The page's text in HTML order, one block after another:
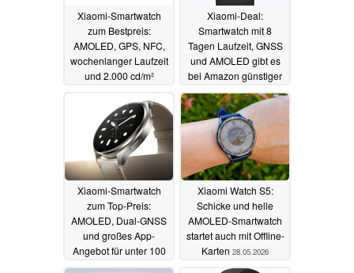
Xiaomi-Smartwatch
zum Bestpreis:
AMOLED, GPS, NFC,
wochenlanger Laufzeit
und 2.000 cd/m²
Xiaomi-Deal:
Smartwatch mit 8
Tagen Laufzeit, GNSS
und AMOLED gibt es
bei Amazon günstiger
12.07.2026
Xiaomi-Smartwatch
zum Top-Preis:
AMOLED, Dual-GNSS
und großes App-
Angebot für unter 100
Euro26.06.2026
Xiaomi Watch S5:
Schicke und helle
AMOLED-Smartwatch
startet auch mit Offline-
Karten 28.05.2026